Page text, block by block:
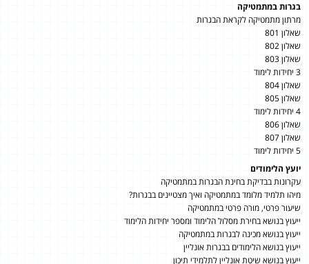
בגרות במתמטיקה
מרתון מתמטיקה לקראת הבגרות
שאלון 801
שאלון 802
שאלון 803
3 יחידות לימוד
שאלון 804
שאלון 805
4 יחידות לימוד
שאלון 806
שאלון 807
5 יחידות לימוד
יועץ הלימודים
עקרונות בבדיקת בחינת הבגרות במתמטיקה
מיהו תלמיד מלומד במתמטיקה ואיך מצטיינים בבגרות?
שיעור פרטי, מורה פרטי במתמטיקה
ייעוץ בנושא בחירת מסלול הלימוד ומספר יחידות הלימוד
ייעוץ בנושא מכינה לבגרות במתמטיקה
ייעוץ בנושא הלימודים בבגרות אונליין
ייעוץ בנושא שיטת אונליין לתלמידי תיכון